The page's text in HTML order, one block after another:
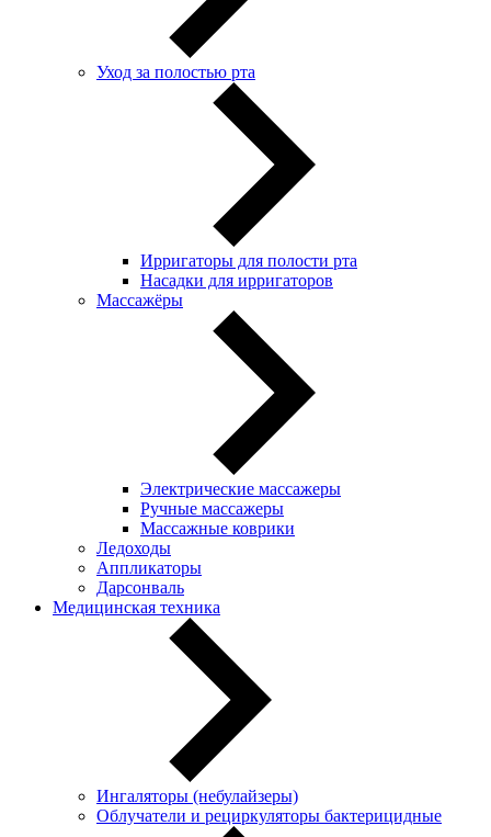
Уход за полостью рта
Ирригаторы для полости рта
Насадки для ирригаторов
Массажёры
Электрические массажеры
Ручные массажеры
Массажные коврики
Ледоходы
Аппликаторы
Дарсонваль
Медицинская техника
Ингаляторы (небулайзеры)
Oблучатели и рециркуляторы бактерицидные